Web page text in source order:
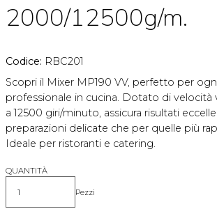
2000/12500g/m.
Codice: RBC201
Scopri il Mixer MP190 VV, perfetto per
professionale in cucina. Dotato di velocità
a 12500 giri/minuto, assicura risultati
preparazioni delicate che per quelle più
Ideale per ristoranti e catering.
QUANTITÀ
Quantità Pezzi